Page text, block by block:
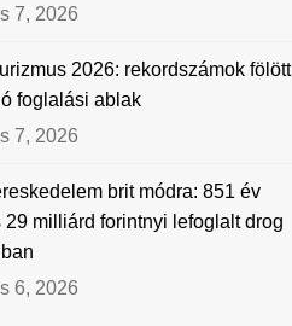
7, 2026
2026: rekordszámok fölött
foglalási ablak
7, 2026
brit módra: 851 év
29 milliárd forintnyi lefoglalt drog
6, 2026